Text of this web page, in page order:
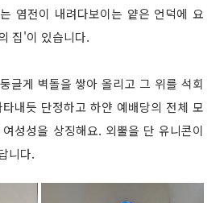
염전이 내려다보이는 얕은 언덕에 요
집'이 있습니다.
글게 벽돌을 쌓아 올리고 그 위를 석회
내듯 단정하고 하얀 예배당의 전체 모
성성을 상징해요. 외뿔을 단 유니콘이
니다.